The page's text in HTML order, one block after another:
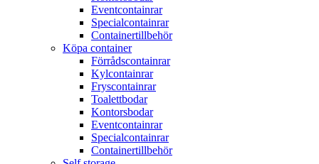
Eventcontainrar
Specialcontainrar
Containertillbehör
Köpa container
Förrådscontainrar
Kylcontainrar
Fryscontainrar
Toalettbodar
Kontorsbodar
Eventcontainrar
Specialcontainrar
Containertillbehör